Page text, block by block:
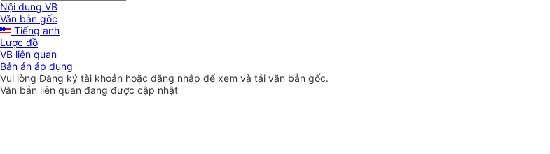
Nội dung VB
Văn bản gốc
Tiếng anh
Lược đồ
VB liên quan
Bản án áp dụng
Vui lòngĐăng ký tài khoản hoặc đăng nhập để xem và tải văn bản gốc.
Văn bản liên quan đang được cập nhật